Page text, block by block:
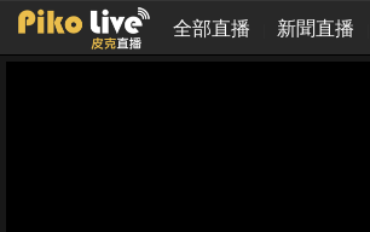
全部直播 新聞直播